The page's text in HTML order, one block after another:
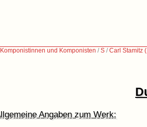
Komponistinnen und Komponisten /S /Carl Stamitz
Angaben zum Werk: